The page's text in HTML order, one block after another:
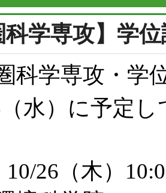
科学専攻】学
科学専攻・学
（水）に予定
26（木）